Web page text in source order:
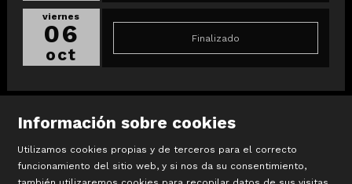
viernes
06
oct
Finalizado
Información sobre cookies
Utilizamos cookies propias y de terceros para el correcto
funcionamiento del sitio web, y si nos da su consentimiento,